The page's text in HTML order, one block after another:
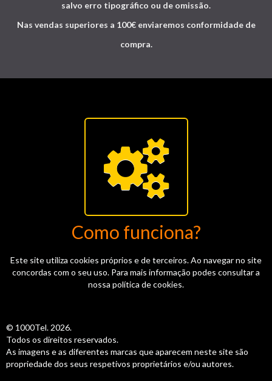
salvo erro tipográfico ou de omissão.
Nas vendas superiores a 100€ enviaremos conformidade de
compra.
Como funciona?
Este site utiliza cookies próprios e de terceiros. Ao navegar no site
concordas com o seu uso. Para mais informação podes consultar a
nossa política de cookies.
© 1000Tel. 2026.
Todos os direitos reservados.
As imagens e as diferentes marcas que aparecem neste site são
propriedade dos seus respetivos proprietários e/ou autores.